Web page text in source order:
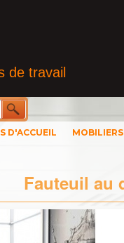
de travail
D'ACCUEIL
Fauteuil au